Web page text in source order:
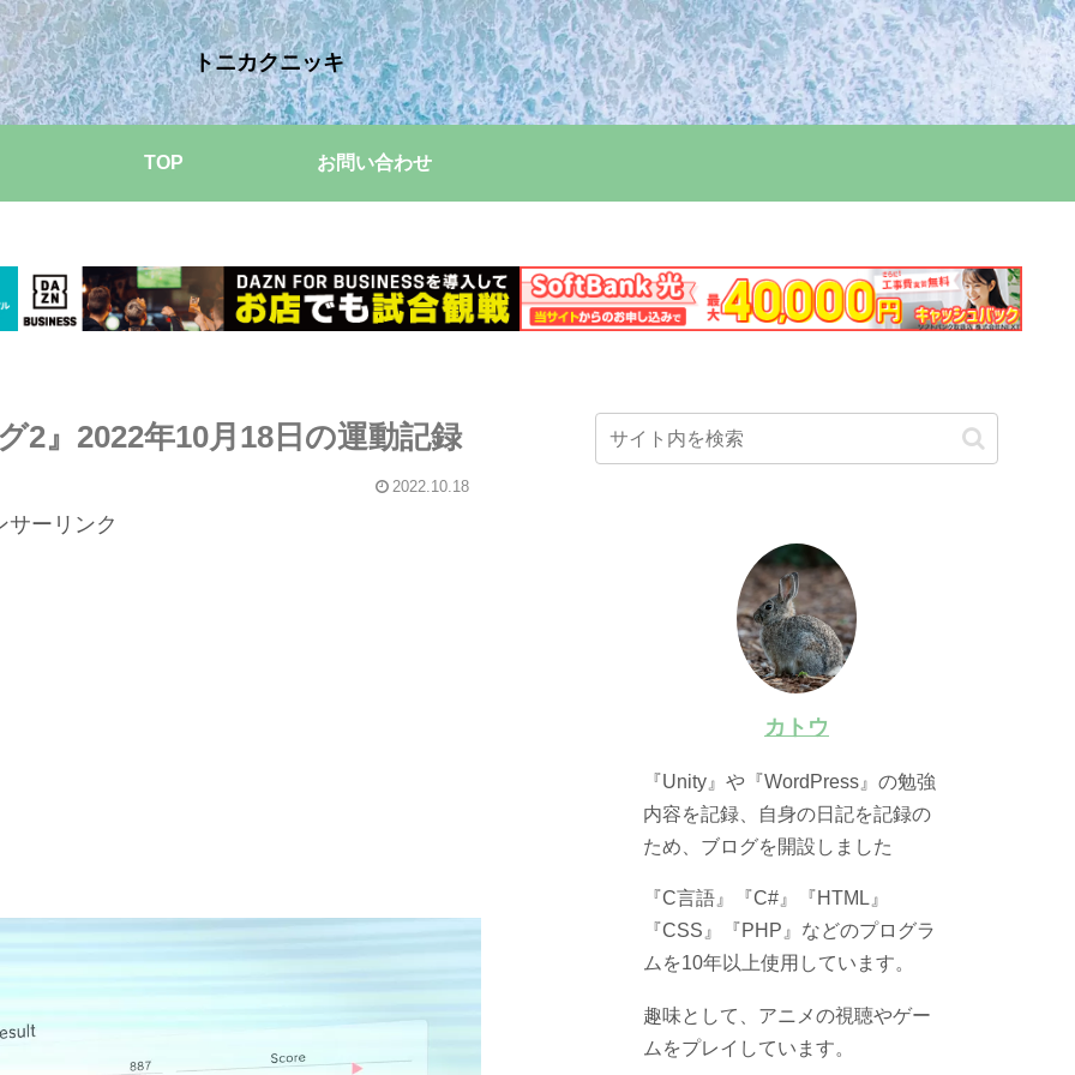
トニカクニッキ
TOP お問い合わせ
2』2022年10月18日の運動記録
2022.10.18
サーリンク
カトウ
『Unity』や『WordPress』の勉強
内容を記録、自身の日記を記録の
ため、ブログを開設しました
『C言語』『C#』『HTML』
『CSS』『PHP』などのプログラ
ムを10年以上使用しています。
趣味として、アニメの視聴やゲー
ムをプレイしています。